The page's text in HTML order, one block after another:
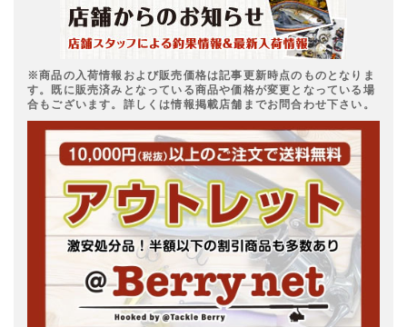
※商品の入荷情報および販売価格は記事更新時点のものとなりま
す。既に販売済みとなっている商品や価格が変更となっている場
合もございます。詳しくは情報掲載店舗までお問合わせ下さい。